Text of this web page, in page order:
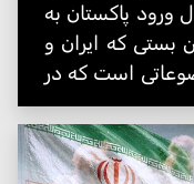
پاکستان به
که ایران و
است که در